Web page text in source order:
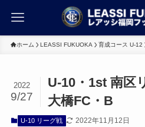
ホーム LEASSI FUKUOKA 育成コース U-12
U-10・1st 南
大橋FC・B
2022
9/27
U-10 リーグ戦 2022年11月12日